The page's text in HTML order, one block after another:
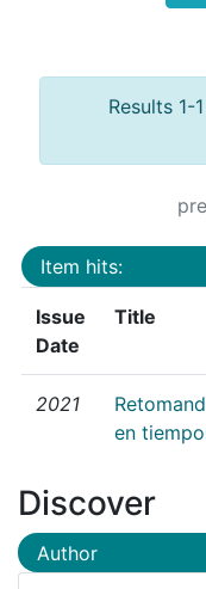
Results 1-
Item hits:
Issue
Date
Title
2021
en
Discover
Author